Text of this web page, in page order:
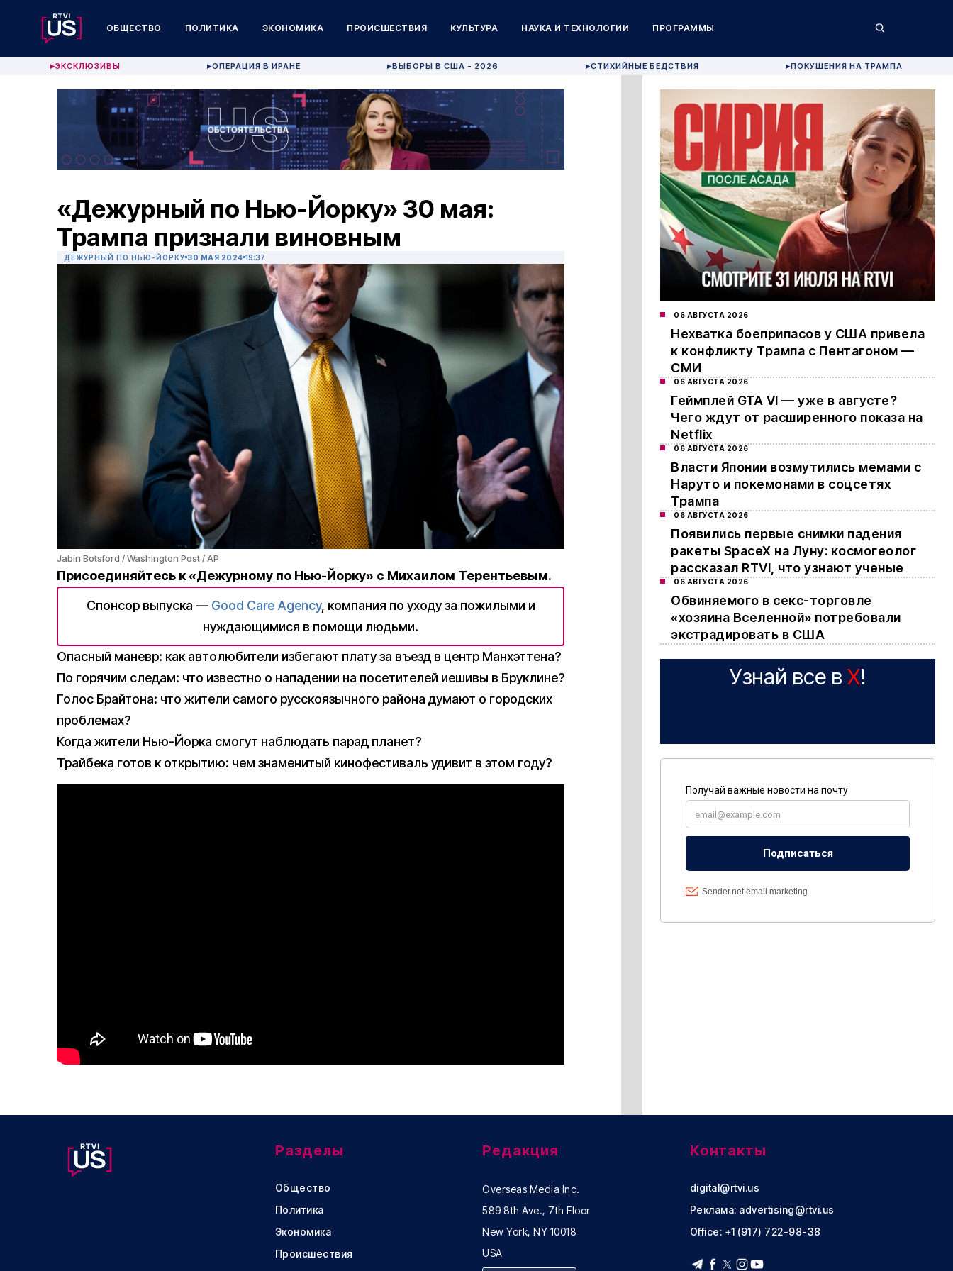
ОБЩЕСТВО ПОЛИТИКА ЭКОНОМИКА ПРОИСШЕСТВИЯ КУЛЬТУРА НАУКА И ТЕХНОЛОГИИ ПРОГРАММЫ
▶ЭКСКЛЮЗИВЫ ▶ОПЕРАЦИЯ В ИРАНЕ ▶ВЫБОРЫ В США - 2026 ▶СТИХИЙНЫЕ БЕДСТВИЯ ▶ПОКУШЕНИЯ НА ТРАМПА
«Дежурный по Нью-Йорку» 30 мая:
Трампа признали виновным
ДЕЖУРНЫЙ ПО НЬЮ-ЙОРКУ 30 МАЯ 2024 19:37
Jabin Botsford / Washington Post / AP
Присоединяйтесь к «Дежурному по Нью-Йорку» с Михаилом Терентьевым.
Спонсор выпуска — Good Care Agency, компания по уходу за пожилыми и
нуждающимися в помощи людьми.
Опасный маневр: как автолюбители избегают плату за въезд в центр Манхэттена?
По горячим следам: что известно о нападении на посетителей иешивы в Бруклине?
Голос Брайтона: что жители самого русскоязычного района думают о городских
проблемах?
Когда жители Нью-Йорка смогут наблюдать парад планет?
Трайбека готов к открытию: чем знаменитый кинофестиваль удивит в этом году?
06 АВГУСТА 2026
Нехватка боеприпасов у США привела
к конфликту Трампа с Пентагоном —
СМИ
06 АВГУСТА 2026
Геймплей GTA VI — уже в августе?
Чего ждут от расширенного показа на
Netflix
06 АВГУСТА 2026
Власти Японии возмутились мемами с
Наруто и покемонами в соцсетях
Трампа
06 АВГУСТА 2026
Появились первые снимки падения
ракеты SpaceX на Луну: космогеолог
рассказал RTVI, что узнают ученые
06 АВГУСТА 2026
Обвиняемого в секс-торговле
«хозяина Вселенной» потребовали
экстрадировать в США
Узнай все в X!
Разделы
Общество
Политика
Экономика
Происшествия
Редакция
Overseas Media Inc.
589 8th Ave., 7th Floor
New York, NY 10018
USA
Контакты
digital@rtvi.us
Реклама: advertising@rtvi.us
Office: +1 (917) 722-98-38